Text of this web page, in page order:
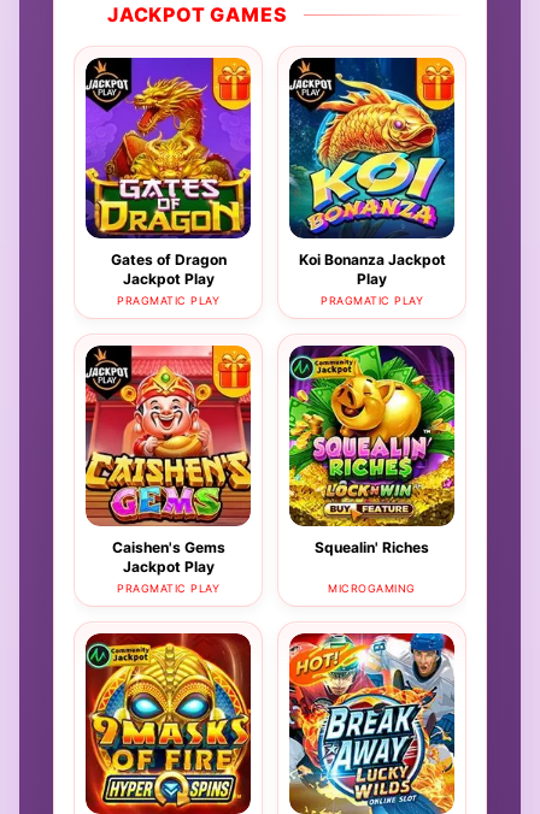
JACKPOT GAMES
Gates of Dragon
Jackpot Play
PRAGMATIC PLAY
Koi Bonanza Jackpot
Play
PRAGMATIC PLAY
Caishen's Gems
Jackpot Play
PRAGMATIC PLAY
Squealin' Riches
MICROGAMING